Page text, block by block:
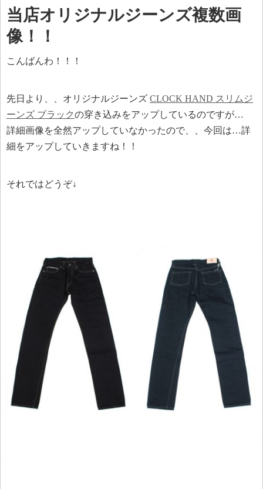
当店オリジナルジーンズ複数画
像！！
こんばんわ！！！
先日より、、オリジナルジーンズ CLOCK HAND スリムジ
ーンズ ブラックの穿き込みをアップしているのですが…
詳細画像を全然アップしていなかったので、、今回は…詳
細をアップしていきますね！！
それではどうぞ↓